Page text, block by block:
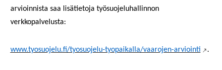
arvioinnista saa lisätietoja työsuojeluhallinnon
verkkopalvelusta:
www.tyosuojelu.fi/tyosuojelu-tyopaikalla/vaarojen-arviointi .